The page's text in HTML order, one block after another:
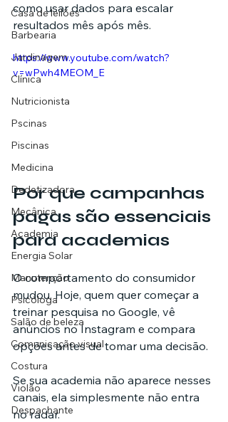
Casa de leilões
Barbearia
Jardinagem
Clínica
Nutricionista
Pscinas
Piscinas
Medicina
Dedetizadora
Mecânica
Academia
Energia Solar
Manutenção
Psicóloga
Salão de beleza
Comunicação visual
Costura
Violão
Despachante
como usar dados para escalar
resultados mês após mês.
https://www.youtube.com/watch?
v=wPwh4MEOM_E
Por que campanhas
pagas são essenciais
para academias
O comportamento do consumidor
mudou. Hoje, quem quer começar a
treinar pesquisa no Google, vê
anúncios no Instagram e compara
opções antes de tomar uma decisão.
Se sua academia não aparece nesses
canais, ela simplesmente não entra
no radar.